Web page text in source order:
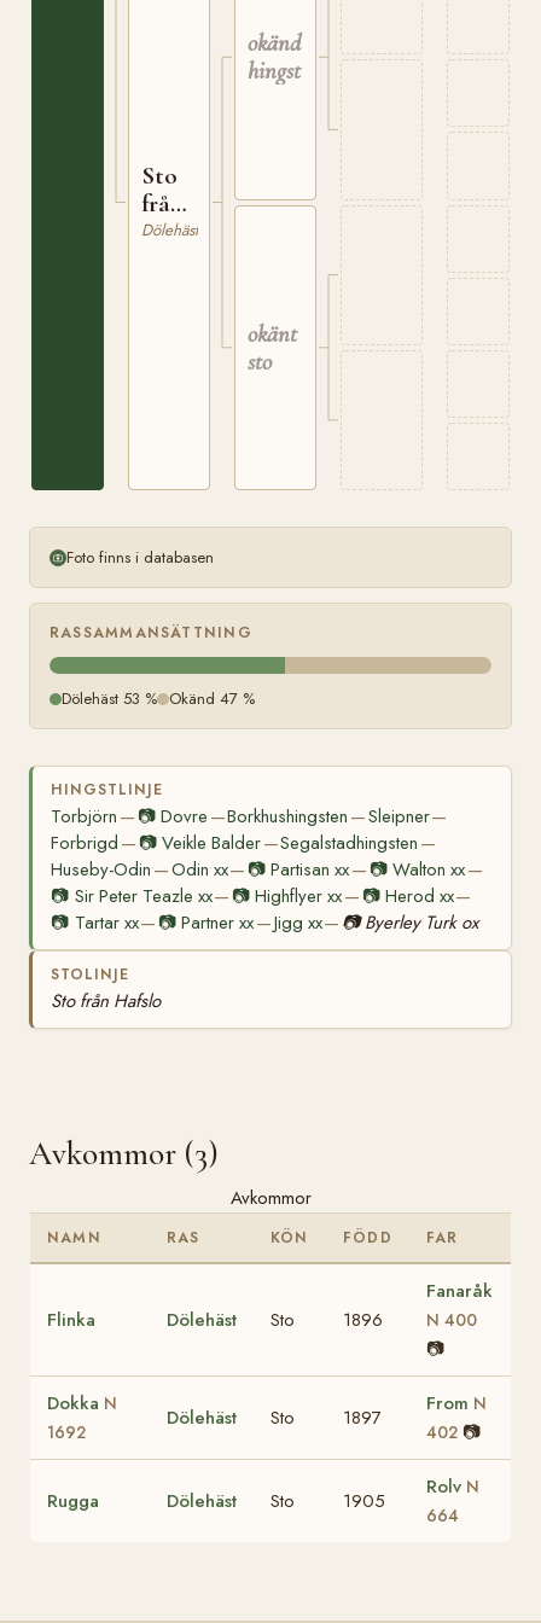
Sto
från
Hafslo
Dölehäst
okänd
hingst
okänt
sto
Foto finns i databasen
RASSAMMANSÄTTNING
Dölehäst 53 % Okänd 47 %
HINGSTLINJE
Torbjörn — 📷Dovre —Borkhushingsten —Sleipner—
Forbrigd — 📷Veikle Balder—Segalstadhingsten —
Huseby-Odin —Odin xx— 📷Partisan xx— 📷Walton xx—
📷 Sir Peter Teazle xx— 📷Highflyer xx— 📷 Herod xx—
📷 Tartar xx— 📷Partner xx—Jigg xx— 📷 Byerley Turk ox
STOLINJE
Sto från Hafslo
Avkommor (3)
Avkommor
NAMN RAS KÖN FÖDD FAR
Flinka Dölehäst Sto 1896
Fanaråk
N 400
📷
Dokka N
1692
Dölehäst Sto 1897
From N
402 📷
Rugga Dölehäst Sto 1905
Rolv N
664